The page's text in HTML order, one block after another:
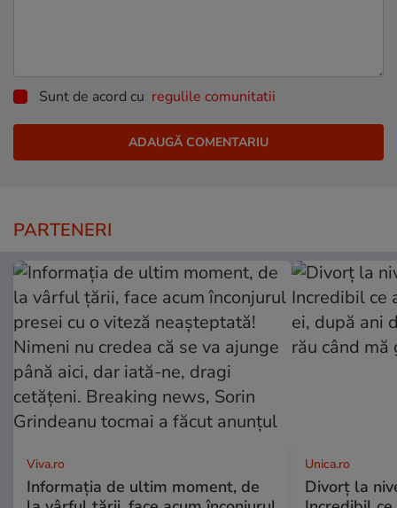
Sunt de acord cu regulile comunitatii
PARTENERI
Viva.ro
Informația de ultim moment, de
Unica.ro
Divorț la